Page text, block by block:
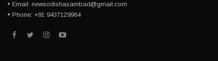
• Email: newsodishasambad@gmail.com
• Phone: +91 9437129964